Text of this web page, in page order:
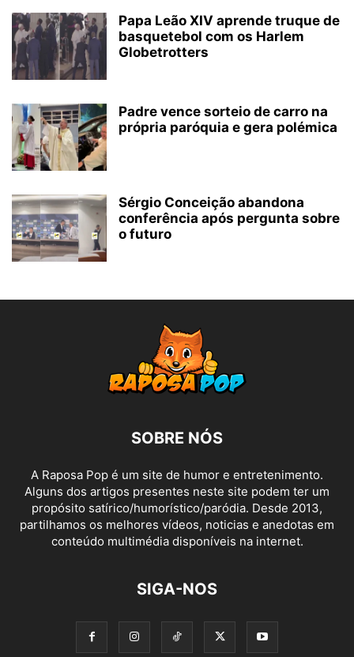
Papa Leão XIV aprende truque de
basquetebol com os Harlem
Globetrotters
Padre vence sorteio de carro na
própria paróquia e gera polémica
Sérgio Conceição abandona
conferência após pergunta sobre
o futuro
SOBRE NÓS
A Raposa Pop é um site de humor e entretenimento.
Alguns dos artigos presentes neste site podem ter um
propósito satírico/humorístico/paródia. Desde 2013,
partilhamos os melhores vídeos, noticias e anedotas em
conteúdo multimédia disponíveis na internet.
SIGA-NOS